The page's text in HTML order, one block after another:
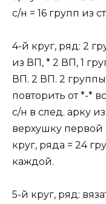
с/н = 16 групп из
4-й круг, ряд: 2
из ВП, * 2 ВП, 1
ВП. 2 ВП. 2
повторить от *-*
с/н в след. арку
верхушку первой
круг, ряда = 24
каждой.
5-й круг, ряд: